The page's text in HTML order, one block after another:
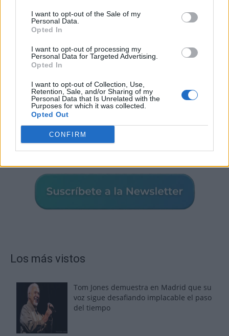
I want to opt-out of the Sale of my
Personal Data.
Opted In
I want to opt-out of processing my
Personal Data for Targeted Advertising.
Opted In
I want to opt-out of Collection, Use,
Retention, Sale, and/or Sharing of my
Personal Data that Is Unrelated with the
Purposes for which it was collected.
Opted Out
CONFIRM
Publicidad
Los más vistos
Tom Jones demuestra en Madrid que su
voz sigue desafiando implacable el paso
del tiempo